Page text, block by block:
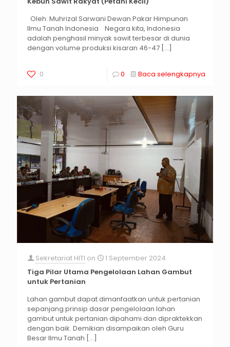
Oleh: Muhrizal Sarwani Dewan Pakar Himpunan
Ilmu Tanah Indonesia Negara kita, Indonesia
adalah penghasil minyak sawit terbesar di dunia
dengan volume produksi kisaran 46-47 […]
0 0 Baca selengkapnya
Sekretariat HITI on
1 September 2024
Tiga Pilar Utama Pengelolaan Lahan Gambut
untuk Pertanian
Lahan gambut dapat dimanfaatkan untuk pertanian
sepanjang prinsip dasar pengelolaan lahan
gambut untuk pertanian dipahami dan dipraktekkan
dengan baik. Demikian disampaikan oleh Guru
Besar Ilmu Tanah […]